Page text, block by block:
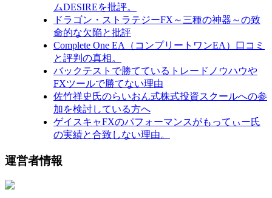
ムDESIREを批評。
ドラゴン・ストラテジーFX～三種の神器～の致
命的な欠陥と批評
Complete One EA（コンプリートワンEA）口コミ
と評判の真相。
バックテストで勝てているトレードノウハウや
FXツールで勝てない理由
佐竹祥史氏のらいおん式株式投資スクールへの参
加を検討している方へ
ゲイスキャFXのパフォーマンスがもってぃー氏
の実績と合致しない理由。
運営者情報